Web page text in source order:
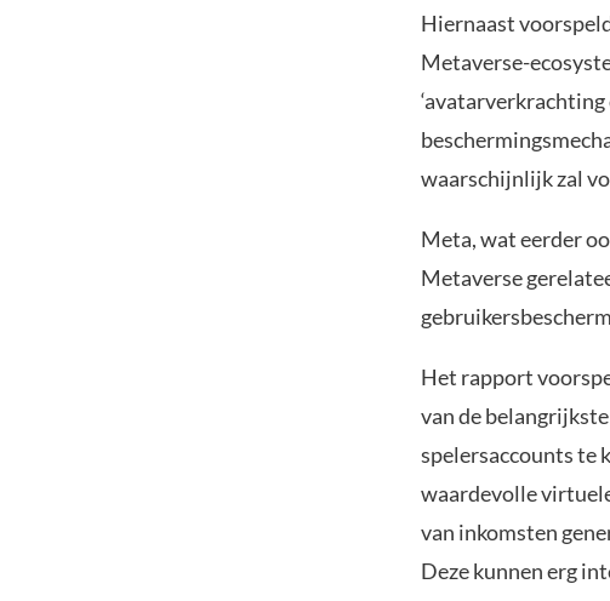
Hiernaast
Metaverse-
‘avatarverkrachting
waarschijnlijk zal
Meta, wat eerder
Metaverse
Het rapport
van de
spelersaccounts te
waardevolle
van inkomsten
Deze kunnen erg